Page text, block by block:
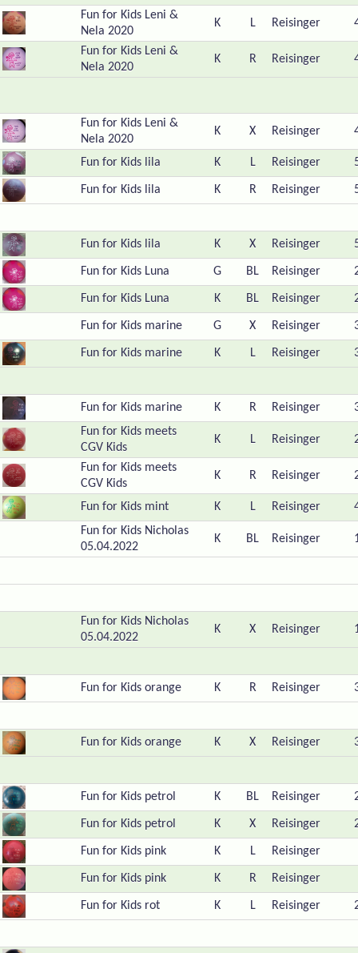
Fun for Kids Leni &
Nela 2020
K L Reisinger
Fun for Kids Leni &
Nela 2020
K R Reisinger
Fun for Kids Leni &
Nela 2020
K X Reisinger
Fun for Kids lila K L Reisinger
Fun for Kids lila K R Reisinger
Fun for Kids lila K X Reisinger
Fun for Kids Luna G BL Reisinger
Fun for Kids Luna K BL Reisinger
Fun for Kids marine G X Reisinger
Fun for Kids marine K L Reisinger
Fun for Kids marine K R Reisinger
Fun for Kids meets
CGV Kids
K L Reisinger
Fun for Kids meets
CGV Kids
K R Reisinger
Fun for Kids mint K L Reisinger
Fun for Kids Nicholas
05.04.2022
K BL Reisinger
Fun for Kids Nicholas
05.04.2022
K X Reisinger
Fun for Kids orange K R Reisinger
Fun for Kids orange K X Reisinger
Fun for Kids petrol K BL Reisinger
Fun for Kids petrol K X Reisinger
Fun for Kids pink K L Reisinger
Fun for Kids pink K R Reisinger
Fun for Kids rot K L Reisinger